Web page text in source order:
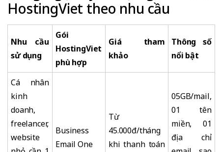
HostingViet theo nhu cầu
Nhu cầu
sử dụng
Gói
HostingViet
phù hợp
Giá tham
khảo
Thông số
nổi bật
Cá nhân
kinh
doanh,
freelancer,
website
Business
Email One
Từ
45.000đ/tháng
khi thanh toán
05GB/mail,
01 tên
miền, 01
địa chỉ